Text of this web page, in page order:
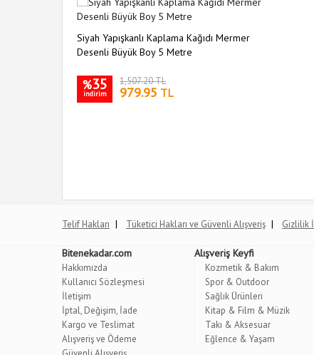
Siyah Yapışkanlı Kaplama Kağıdı Mermer
Desenli Büyük Boy 5 Metre
%35
indirim
1,507.20 TL
979.95 TL
Telif Hakları | Tüketici Hakları ve Güvenli Alışveriş | Gizlilik
Bitenekadar.com
Hakkımızda
Kullanıcı Sözleşmesi
İletişim
İptal, Değişim, İade
Kargo ve Teslimat
Alışveriş ve Ödeme
Alışveriş Keyfi
Kozmetik & Bakım
Spor & Outdoor
Sağlık Ürünleri
Kitap & Film & Müzik
Takı & Aksesuar
Eğlence & Yaşam